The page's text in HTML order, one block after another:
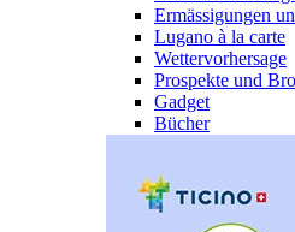
Ermässigungen
Lugano à la carte
Wettervorhersage
Prospekte und
Gadget
Bücher